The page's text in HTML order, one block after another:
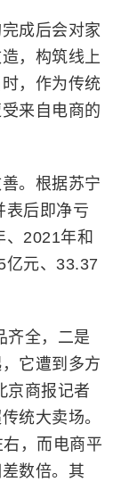
成后会对家
，构筑线上
，作为传统
来自电商的
。根据苏宁
表后即净亏
、2021年和
亿元、33.37
齐全，二是
它遭到多方
京商报记者
统大卖场。
，而电商平
数倍。其